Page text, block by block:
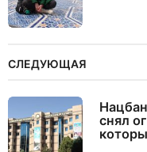
СЛЕДУЮЩАЯ
снял